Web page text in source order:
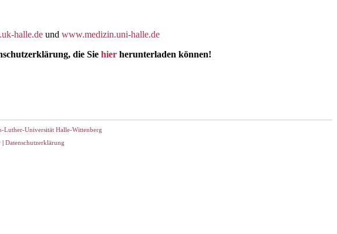
halle.de und www.medizin.uni-halle.de
die Sie hier herunterladen können!
Luther-Universität Halle-Wittenberg
| Datenschutzerklärung